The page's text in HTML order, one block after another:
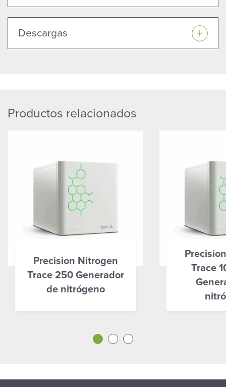
Descargas
Productos relacionados
Precision Nitrogen
Trace 250 Generador
de nitrógeno
Trace